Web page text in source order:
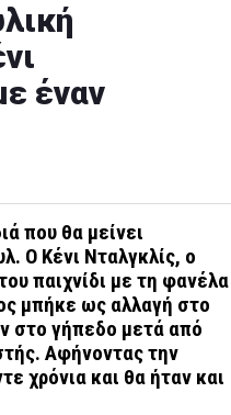
έναν
που θα μείνει
Ο Κένι Νταλγκλίς, ο
παιχνίδι με τη φανέλα
μπήκε ως αλλαγή στο
στο γήπεδο μετά από
Αφήνοντας την
χρόνια και θα ήταν και